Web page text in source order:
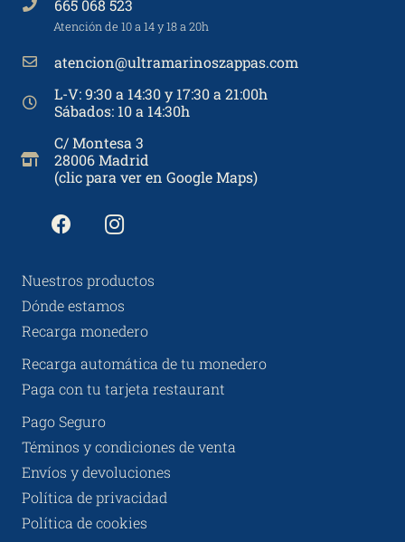
665 068 523
Atención de 10 a 14 y 18 a 20h
atencion@ultramarinoszappas.com
L-V: 9:30 a 14:30 y 17:30 a 21:00h
Sábados: 10 a 14:30h
C/ Montesa 3
28006 Madrid
(clic para ver en Google Maps)
Nuestros productos
Dónde estamos
Recarga monedero
Recarga automática de tu monedero
Paga con tu tarjeta restaurant
Pago Seguro
Téminos y condiciones de venta
Envíos y devoluciones
Política de privacidad
Política de cookies